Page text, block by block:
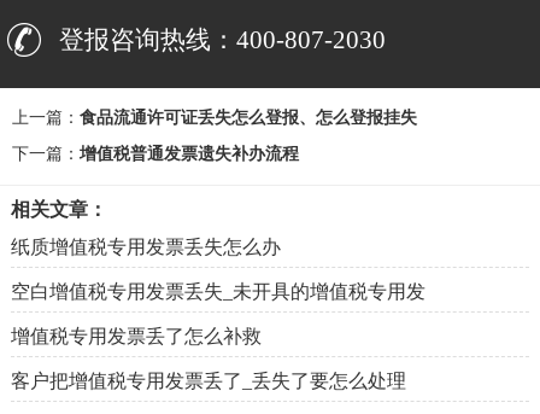
登报咨询热线：400-807-2030
上一篇： 食品流通许可证丢失怎么登报、怎么登报挂失
下一篇： 增值税普通发票遗失补办流程
相关文章：
纸质增值税专用发票丢失怎么办
空白增值税专用发票丢失_未开具的增值税专用发
增值税专用发票丢了怎么补救
客户把增值税专用发票丢了_丢失了要怎么处理